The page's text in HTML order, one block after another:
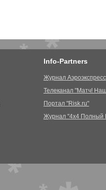
Info-Partners
Журнал Аэроэкспресс
Телеканал "Матч!
Портал "Risk.ru"
Журнал "4х4 Полный